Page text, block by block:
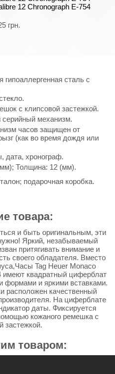
грн.
гипоаллергенная сталь с
с клипсовой застежкой.
механизм.
часов защищен от
(как во время дождя или
дата, хронограф.
Толщина: 12 (мм).
подарочная коробка.
товара:
и быть оригинальным, эти
Яркий, незабываемый
притягивать внимание и
своего обладателя. Вместо
Tag Heuer Monaco
имеют квадратный циферблат
формами и яркими вставками.
расположен качественный
На циферблате
даты. Фиксируется
кожаного ремешка с
застежкой.
товаром: